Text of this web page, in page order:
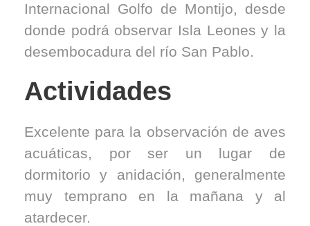
Internacional Golfo de Montijo, desde
donde podrá observar Isla Leones y la
desembocadura del río San Pablo.
Actividades
Excelente para la observación de aves
acuáticas, por ser un lugar de
dormitorio y anidación, generalmente
muy temprano en la mañana y al
atardecer.